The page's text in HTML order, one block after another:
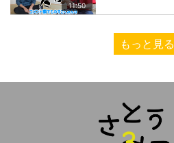
11:50
もっと見る